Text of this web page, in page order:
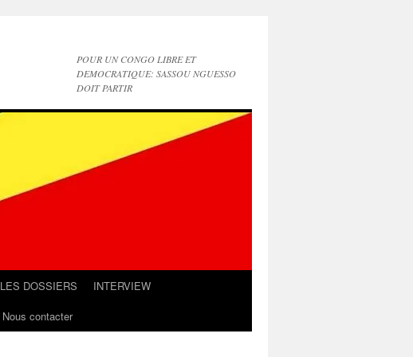
POUR UN CONGO LIBRE ET
DEMOCRATIQUE: SASSOU NGUESSO
DOIT PARTIR
LES DOSSIERS
INTERVIEW
Nous contacter